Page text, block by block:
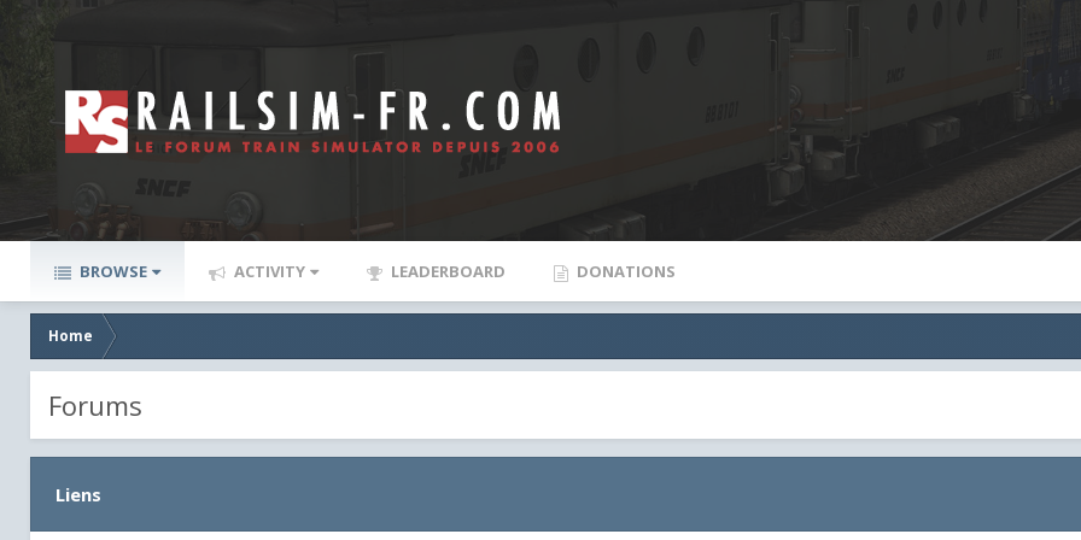
BROWSE ACTIVITY LEADERBOARD DONATIONS
Home
Forums
Liens